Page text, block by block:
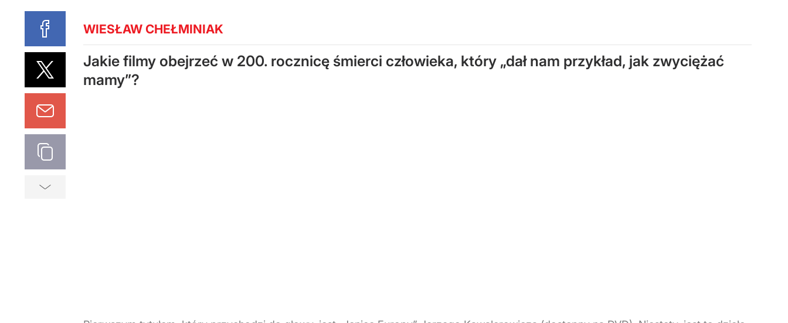
WIESŁAW CHEŁMINIAK
Jakie filmy obejrzeć w 200. rocznicę śmierci człowieka, który „dał nam przykład, jak zwyciężać
mamy”?